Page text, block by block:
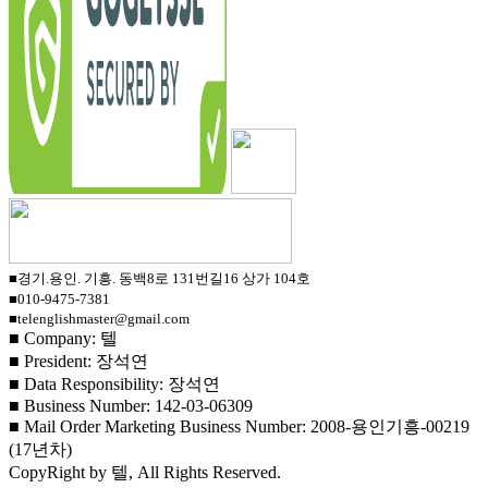
■경기.용인. 기흥. 동백8로 131번길16 상가 104호
■010-9475-7381
■telenglishmaster@gmail.com
■ Company: 텔
■ President: 장석연
■ Data Responsibility: 장석연
■ Business Number: 142-03-06309
■ Mail Order Marketing Business Number: 2008-용인기흥-00219
(17년차)
CopyRight by 텔, All Rights Reserved.